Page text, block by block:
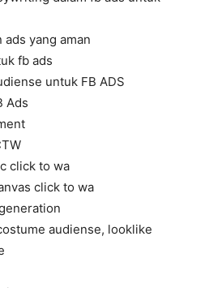
yang aman
fb ads
untuk FB ADS
Ads
click to wa
click to wa
audiense, looklike